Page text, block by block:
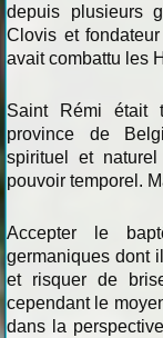
depuis plusieurs
Clovis et
avait combattu les
Saint Rémi était
province de
spirituel et
pouvoir temporel.
Accepter le
germaniques dont
et risquer de
cependant le
dans la